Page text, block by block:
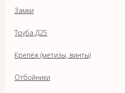
Замки
Труба Д25
Крепёж (метизы, винты)
Отбойники